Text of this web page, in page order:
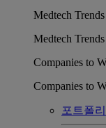
Medtech
Medtech
Companies to
Companies to
포트폴